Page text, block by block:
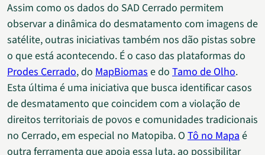
Assim como os dados do SAD Cerrado permitem
observar a dinâmica do desmatamento com imagens de
satélite, outras iniciativas também nos dão pistas sobre
o que está acontecendo. É o caso das plataformas do
Prodes Cerrado, do MapBiomase do Tamo de Olho.
Esta última é uma iniciativa que busca identificar casos
de desmatamento que coincidem com a violação de
direitos territoriais de povos e comunidades tradicionais
no Cerrado, em especial no Matopiba. O Tô no Mapaé
outra ferramenta que apoia essa luta, ao possibilitar